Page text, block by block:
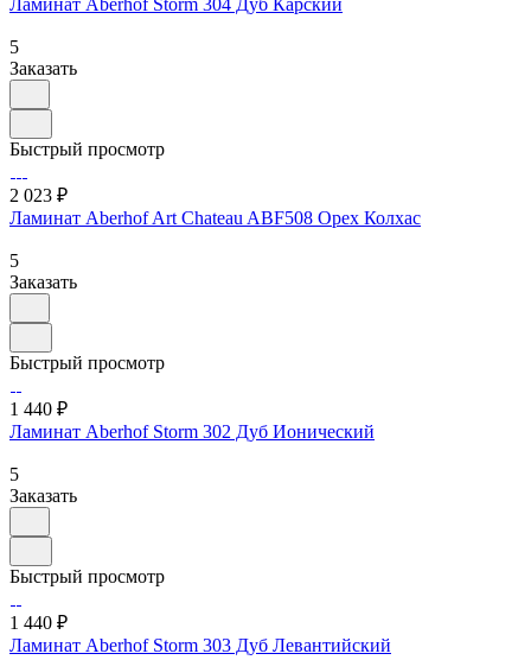
5
Заказать
Быстрый просмотр
2 023 ₽
Ламинат Aberhof Art Chateau ABF508 Орех Колхас
5
Заказать
Быстрый просмотр
1 440 ₽
Ламинат Aberhof Storm 302 Дуб Ионический
5
Заказать
Быстрый просмотр
1 440 ₽
Ламинат Aberhof Storm 303 Дуб Левантийский